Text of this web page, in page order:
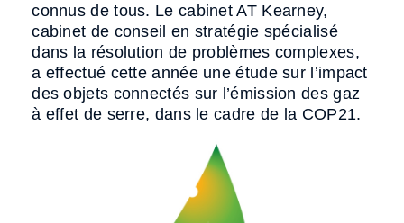
connus de tous. Le cabinet AT Kearney,
cabinet de conseil en stratégie spécialisé
dans la résolution de problèmes complexes,
a effectué cette année une étude sur l’impact
des objets connectés sur l’émission des gaz
à effet de serre, dans le cadre de la COP21.